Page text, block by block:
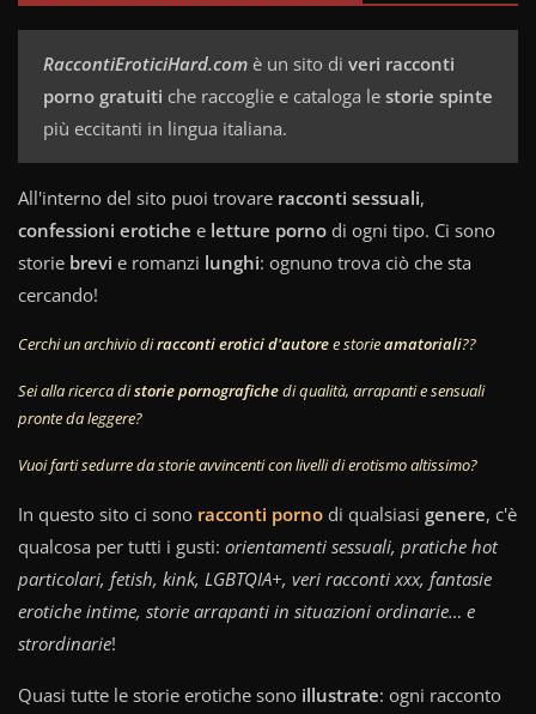
RaccontiEroticiHard.com è un sito di veri racconti
porno gratuiti che raccoglie e cataloga le storie spinte
più eccitanti in lingua italiana.
All'interno del sito puoi trovare racconti sessuali,
confessioni erotiche e letture porno di ogni tipo. Ci sono
storie brevi e romanzi lunghi: ognuno trova ciò che sta
cercando!
Cerchi un archivio diracconti erotici d'autoree storieamatoriali??
Sei alla ricerca distorie pornografichedi qualità, arrapanti e sensuali
pronte da leggere?
Vuoi farti sedurre da storie avvincenti con livelli di erotismo altissimo?
In questo sito ci sono racconti porno di qualsiasi genere, c'è
qualcosa per tutti i gusti: orientamenti sessuali, pratiche hot
particolari, fetish, kink, LGBTQIA+, veri racconti xxx, fantasie
erotiche intime, storie arrapanti in situazioni ordinarie… e
strordinarie!
Quasi tutte le storie erotiche sono illustrate: ogni racconto